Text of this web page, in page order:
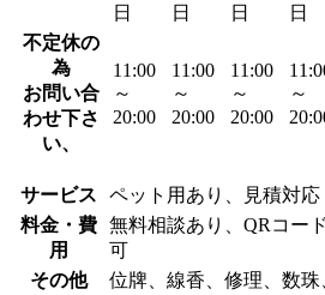
日
日
日
日
不定休の
為
お問い合
わせ下さ
い、
11:00
～
20:00
11:00
～
20:00
11:00
～
20:00
～
サービス
ペット用あり、見積対応
料金・費
用
無料相談あり、QRコー
可
その他
位牌、線香、修理、数珠